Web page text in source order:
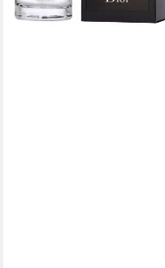
lieferbar - in 6-7 Werktagen bei dir